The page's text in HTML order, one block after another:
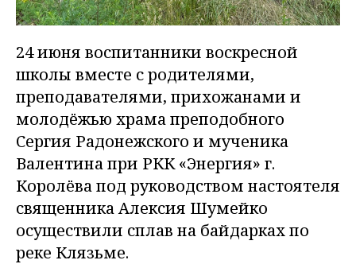
24 июня воспитанники воскресной
школы вместе с родителями,
преподавателями, прихожанами и
молодёжью храма преподобного
Сергия Радонежского и мученика
Валентина при РКК «Энергия» г.
Королёва под руководством настоятеля
священника Алексия Шумейко
осуществили сплав на байдарках по
реке Клязьме.